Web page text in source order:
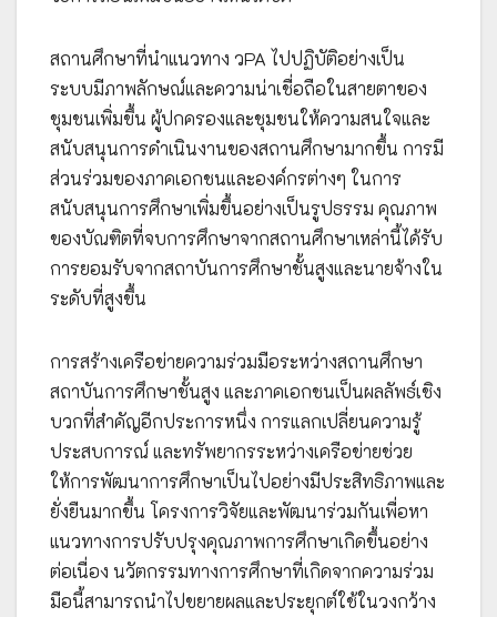
สถานศึกษาที่นำแนวทาง วPA ไปปฏิบัติอย่างเป็น
ระบบมีภาพลักษณ์และความน่าเชื่อถือในสายตาของ
ชุมชนเพิ่มขึ้น ผู้ปกครองและชุมชนให้ความสนใจและ
สนับสนุนการดำเนินงานของสถานศึกษามากขึ้น การมี
ส่วนร่วมของภาคเอกชนและองค์กรต่างๆ ในการ
สนับสนุนการศึกษาเพิ่มขึ้นอย่างเป็นรูปธรรม คุณภาพ
ของบัณฑิตที่จบการศึกษาจากสถานศึกษาเหล่านี้ได้รับ
การยอมรับจากสถาบันการศึกษาชั้นสูงและนายจ้างใน
ระดับที่สูงขึ้น
การสร้างเครือข่ายความร่วมมือระหว่างสถานศึกษา
สถาบันการศึกษาชั้นสูง และภาคเอกชนเป็นผลลัพธ์เชิง
บวกที่สำคัญอีกประการหนึ่ง การแลกเปลี่ยนความรู้
ประสบการณ์ และทรัพยากรระหว่างเครือข่ายช่วย
ให้การพัฒนาการศึกษาเป็นไปอย่างมีประสิทธิภาพและ
ยั่งยืนมากขึ้น โครงการวิจัยและพัฒนาร่วมกันเพื่อหา
แนวทางการปรับปรุงคุณภาพการศึกษาเกิดขึ้นอย่าง
ต่อเนื่อง นวัตกรรมทางการศึกษาที่เกิดจากความร่วม
มือนี้สามารถนำไปขยายผลและประยุกต์ใช้ในวงกว้าง